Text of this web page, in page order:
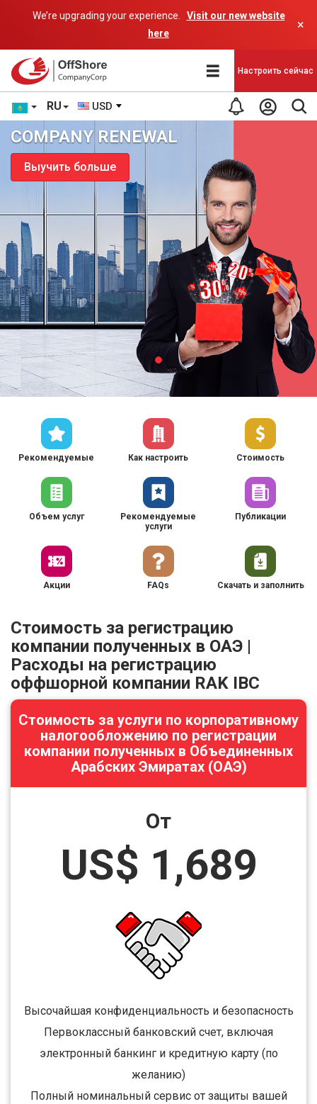
We’re upgrading your experience.
Visit our new website
here
×
RU USD
Настроить сейчас
COMPANY RENEWAL
Выучить больше
Рекомендуемые Как настроить Стоимость
Объем услуг
Рекомендуемые
услуги
Публикации
Акции FAQs Скачать и заполнить
Стоимость за регистрацию
компании полученных в ОАЭ |
Расходы на регистрацию
оффшорной компании RAK IBC
Стоимость за услуги по корпоративному
налогообложению по регистрации
компании полученных в Объединенных
Арабских Эмиратах (ОАЭ)
От
US$ 1,689
Высочайшая конфиденциальность и безопасность
Первоклассный банковский счет, включая
электронный банкинг и кредитную карту (по
желанию)
Полный номинальный сервис от защиты вашей